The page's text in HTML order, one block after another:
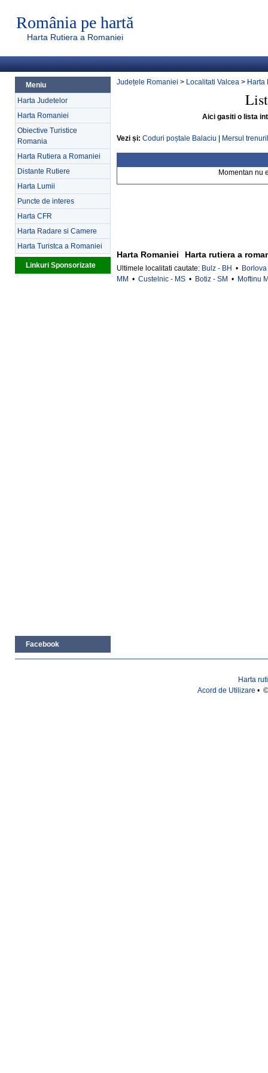
România pe hartă
Harta Rutiera a Romaniei
Meniu
Harta Judetelor
Harta Romaniei
Obiective Turistice
Romania
Harta Rutiera a Romaniei
Distante Rutiere
Harta Lumii
Puncte de interes
Harta CFR
Harta Radare si Camere
Harta Turistca a Romaniei
Linkuri Sponsorizate
Facebook
Județele Romaniei > Localitati Valcea > Harta
Aici gasiti o lista
Vezi și: Coduri poștale Balaciu Mersul
Momentan nu
Harta Romaniei Harta rutiera a
Ultimele localitati cautate: Bulz - BH •
MM • Custelnic - MS • Botiz - SM • Moftinu
Harta
Acord de Utilizare •